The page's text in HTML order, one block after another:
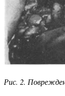
Рис. 2.